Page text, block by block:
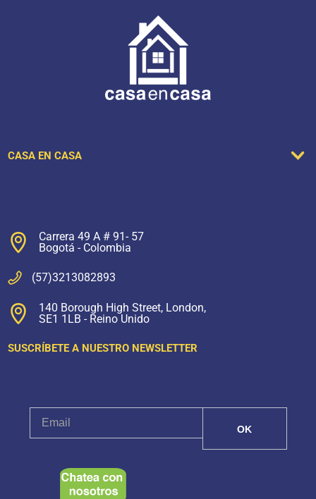
CASA EN CASA
Carrera 49 A # 91- 57
Bogotá - Colombia
(57)3213082893
140 Borough High Street, London,
SE1 1LB - Reino Unido
SUSCRÍBETE A NUESTRO NEWSLETTER